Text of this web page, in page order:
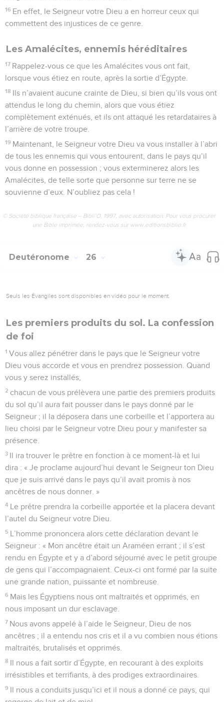
16 En effet, le Seigneur votre Dieu a en horreur ceux qui
commettent des injustices de ce genre.
Les Amalécites, ennemis héréditaires
17 Rappelez-vous ce que les Amalécites vous ont fait,
lorsque vous étiez en route, après la sortie d’Égypte.
18 Ils n’avaient aucune crainte de Dieu, si bien qu’ils vous ont
attendus le long du chemin, alors que vous étiez
complètement exténués, et ils ont attaqué les retardataires à
l’arrière de votre troupe.
19 Maintenant, le Seigneur votre Dieu va vous installer à l’abri
de tous les ennemis qui vous entourent, dans le pays qu’il
vous donne en possession ; vous exterminerez alors les
Amalécites, de telle sorte que personne sur terre ne se
souvienne d’eux. N’oubliez pas cela !
© Société biblique française – Bibli’O, 1997, avec autorisation. Pour vous procurer
une Bible imprimée, rendez-vous sur www.editionsbiblio.fr
Deutéronome 26
Seuls les Évangiles sont disponibles en vidéo pour le moment.
Les premiers produits du sol. La confession
de foi
1 Vous allez pénétrer dans le pays que le Seigneur votre
Dieu vous accorde et vous en prendrez possession. Quand
vous y serez installés,
2 chacun de vous prélèvera une partie des premiers produits
du sol qu’il aura fait pousser dans le pays donné par le
Seigneur ; il la déposera dans une corbeille et l’apportera au
lieu choisi par le Seigneur votre Dieu pour y manifester sa
présence.
3 Il ira trouver le prêtre en fonction à ce moment-là et lui
dira : « Je proclame aujourd’hui devant le Seigneur ton Dieu
que je suis arrivé dans le pays qu’il avait promis à nos
ancêtres de nous donner. »
4 Le prêtre prendra la corbeille apportée et la placera devant
l’autel du Seigneur votre Dieu.
5 L’homme prononcera alors cette déclaration devant le
Seigneur : « Mon ancêtre était un Araméen errant ; il s’est
rendu en Égypte et y a d’abord séjourné avec le petit groupe
de gens qui l’accompagnaient. Ceux-ci ont formé par la suite
une grande nation, puissante et nombreuse.
6 Mais les Égyptiens nous ont maltraités et opprimés, en
nous imposant un dur esclavage.
7 Nous avons appelé à l’aide le Seigneur, Dieu de nos
ancêtres ; il a entendu nos cris et il a vu combien nous étions
maltraités, brutalisés et opprimés.
8 Il nous a fait sortir d’Égypte, en recourant à des exploits
irrésistibles et terrifiants, à des prodiges extraordinaires.
9 Il nous a conduits jusqu’ici et il nous a donné ce pays, qui